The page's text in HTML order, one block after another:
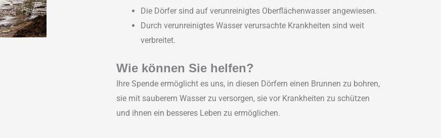
Die Dörfer sind auf verunreinigtes Oberflächenwasser angewiesen.
Durch verunreinigtes Wasser verursachte Krankheiten sind weit
verbreitet.
Wie können Sie helfen?
Ihre Spende ermöglicht es uns, in diesen Dörfern einen Brunnen zu bohren,
sie mit sauberem Wasser zu versorgen, sie vor Krankheiten zu schützen
und ihnen ein besseres Leben zu ermöglichen.